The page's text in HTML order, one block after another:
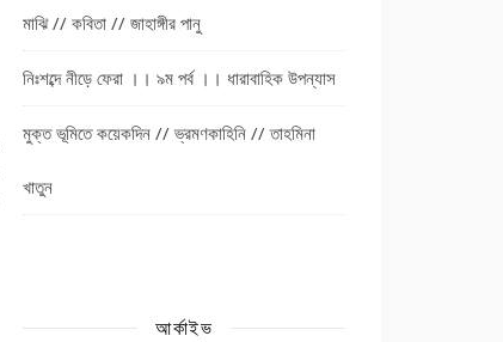
মাঝি // কবিতা // জাহাঙ্গীর পানু
নিঃশব্দে নীড়ে ফেরা ।। ৯ম পর্ব ।। ধারাবাহিক উপন্যাস
মুক্ত ভূমিতে কয়েকদিন // ভ্রমণকাহিনি // তাহমিনা
খাতুন
আর্কাইভ